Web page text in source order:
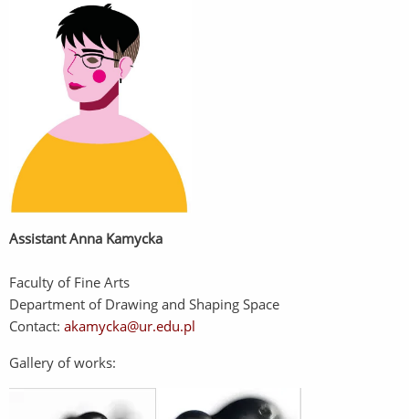
Assistant Anna Kamycka
Faculty of Fine Arts
Department of Drawing and Shaping Space
Contact: akamycka@ur.edu.pl
Gallery of works: